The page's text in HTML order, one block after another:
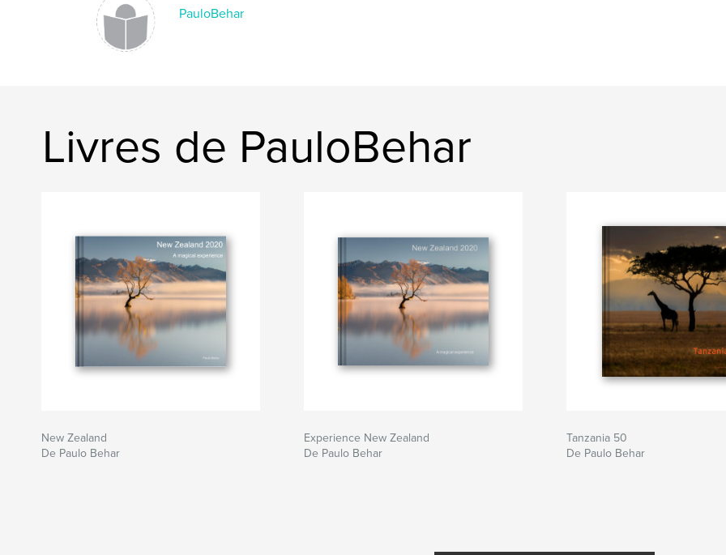
PauloBehar
Livres de PauloBehar
New Zealand
De Paulo Behar
Experience New Zealand
De Paulo Behar
Tanzania 50
De Paulo Behar